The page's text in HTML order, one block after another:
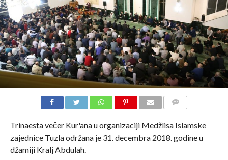
Trinaesta večer Kur'ana u organizaciji Medžlisa Islamske
zajednice Tuzla održana je 31. decembra 2018. godine u
džamiji Kralj Abdulah.